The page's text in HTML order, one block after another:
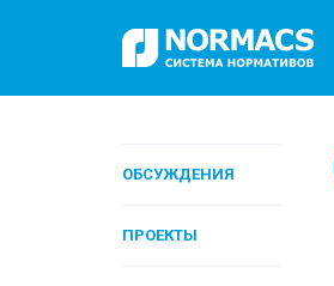
ОБСУЖДЕНИЯ
ПРОЕКТЫ